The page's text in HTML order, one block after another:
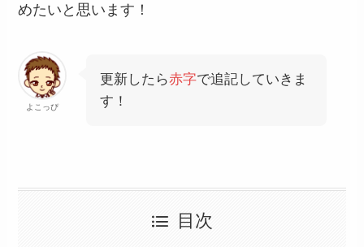
めたいと思います！
よこっぴ
更新したら赤字で追記していきま
す！
目次